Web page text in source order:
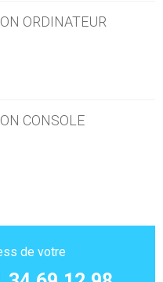
ORDINATEUR
CONSOLE
de votre